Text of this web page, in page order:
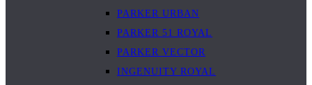
PARKER URBAN
PARKER 51 ROYAL
PARKER VECTOR
INGENUITY ROYAL